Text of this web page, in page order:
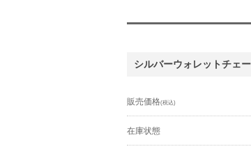
シルバーウォレットチェ
販売価格(税込)
在庫状態